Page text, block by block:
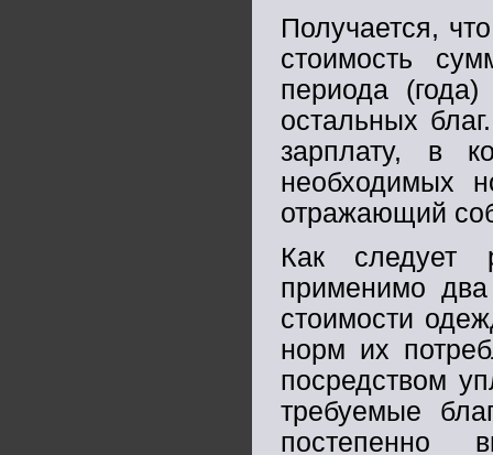
Получается,
стоимость
периода
остальных
зарплату, в
необходимых
отражающий
Как следует
применимо
стоимости
норм их
посредством
требуемые
постепенно